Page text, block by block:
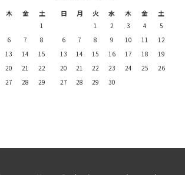
木 金 土
1
6 7
8
13 14
15
20 21
22
27 28
29
日 月 火 水 木 金 土
1 2 3 4
5
6
7 8 9 10 11
12
13
14 15 16 17 18
19
20
21 22 23 24 25
26
27
28 29 30